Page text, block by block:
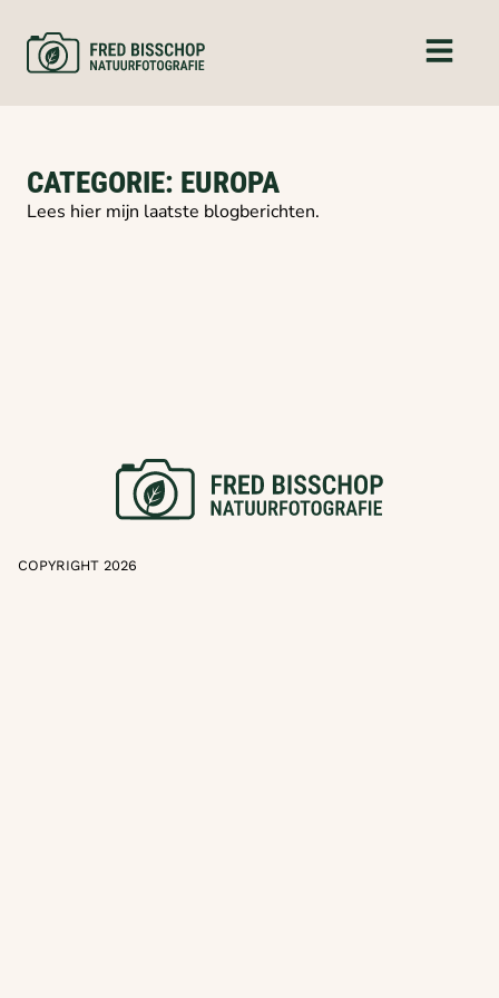
CATEGORIE: EUROPA
Lees hier mijn laatste blogberichten.
COPYRIGHT 2026